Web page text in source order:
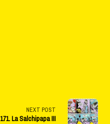
NEXT POST
171. La Salchipapa III